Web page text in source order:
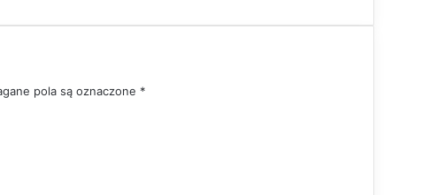
pola są oznaczone *